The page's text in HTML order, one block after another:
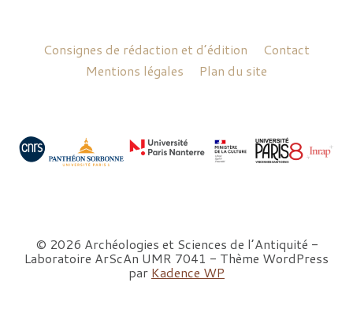
Consignes de rédaction et d’édition
Contact
Mentions légales
Plan du site
© 2026 Archéologies et Sciences de l’Antiquité -
Laboratoire ArScAn UMR 7041 - Thème WordPress
par Kadence WP